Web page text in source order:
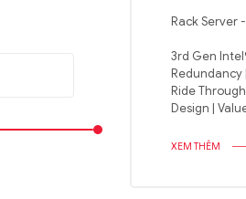
Rack Server
3rd Gen
Redundancy
Ride
Design |
XEM THÊM